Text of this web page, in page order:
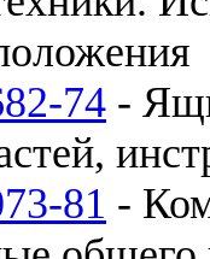
74 -
81 -